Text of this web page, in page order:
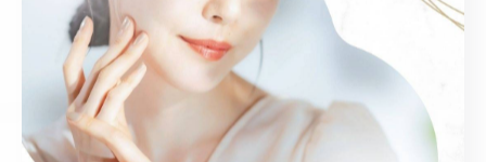
を避けて安静にすることが基本です。症状が改善しない
場合や悪化する場合は、皮膚科や眼科の受診が必要とな
ります。また、まつ毛へのダメージを回復させるために
は、まつ毛美容液や保湿ケアを継続することが効果的で
す。